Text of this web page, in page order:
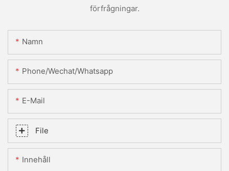
förfrågningar.
Namn
Phone/Wechat/Whatsapp
E-Mail
File
Innehåll